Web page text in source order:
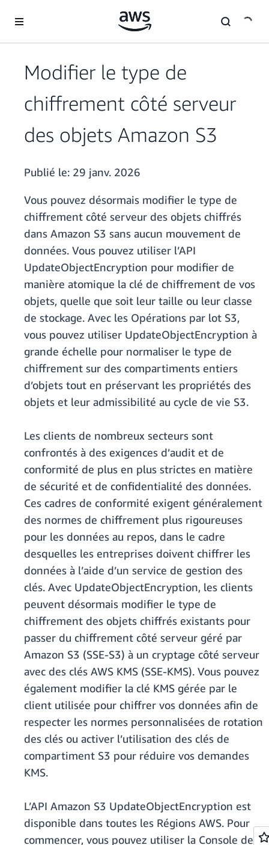
Modifier le type de
chiffrement côté serveur
des objets Amazon S3
Publié le: 29 janv. 2026
Vous pouvez désormais modifier le type de
chiffrement côté serveur des objets chiffrés
dans Amazon S3 sans aucun mouvement de
données. Vous pouvez utiliser l’API
UpdateObjectEncryption pour modifier de
manière atomique la clé de chiffrement de vos
objets, quelle que soit leur taille ou leur classe
de stockage. Avec les Opérations par lot S3,
vous pouvez utiliser UpdateObjectEncryption à
grande échelle pour normaliser le type de
chiffrement sur des compartiments entiers
d’objets tout en préservant les propriétés des
objets et leur admissibilité au cycle de vie S3.
Les clients de nombreux secteurs sont
confrontés à des exigences d’audit et de
conformité de plus en plus strictes en matière
de sécurité et de confidentialité des données.
Ces cadres de conformité exigent généralement
des normes de chiffrement plus rigoureuses
pour les données au repos, dans le cadre
desquelles les entreprises doivent chiffrer les
données à l’aide d’un service de gestion des
clés. Avec UpdateObjectEncryption, les clients
peuvent désormais modifier le type de
chiffrement des objets chiffrés existants pour
passer du chiffrement côté serveur géré par
Amazon S3 (SSE-S3) à un cryptage côté serveur
avec des clés AWS KMS (SSE-KMS). Vous pouvez
également modifier la clé KMS gérée par le
client utilisée pour chiffrer vos données afin de
respecter les normes personnalisées de rotation
des clés ou activer l’utilisation des clés de
compartiment S3 pour réduire vos demandes
KMS.
L’API Amazon S3 UpdateObjectEncryption est
disponible dans toutes les Régions AWS. Pour
commencer, vous pouvez utiliser la Console de